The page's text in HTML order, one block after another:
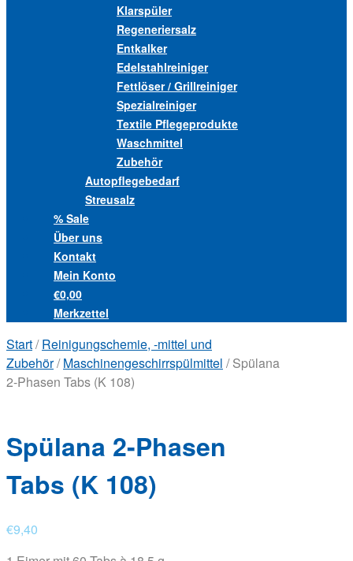
Klarspüler
Regeneriersalz
Entkalker
Edelstahlreiniger
Fettlöser / Grillreiniger
Spezialreiniger
Textile Pflegeprodukte
Waschmittel
Zubehör
Autopflegebedarf
Streusalz
% Sale
Über uns
Kontakt
Mein Konto
€0,00
Merkzettel
Start/Reinigungschemie, -mittel und
Zubehör/Maschinengeschirrspülmittel / Spülana
2-Phasen Tabs (K 108)
Spülana 2-Phasen
Tabs (K 108)
€9,40